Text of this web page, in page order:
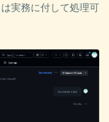
実務に付して処理可